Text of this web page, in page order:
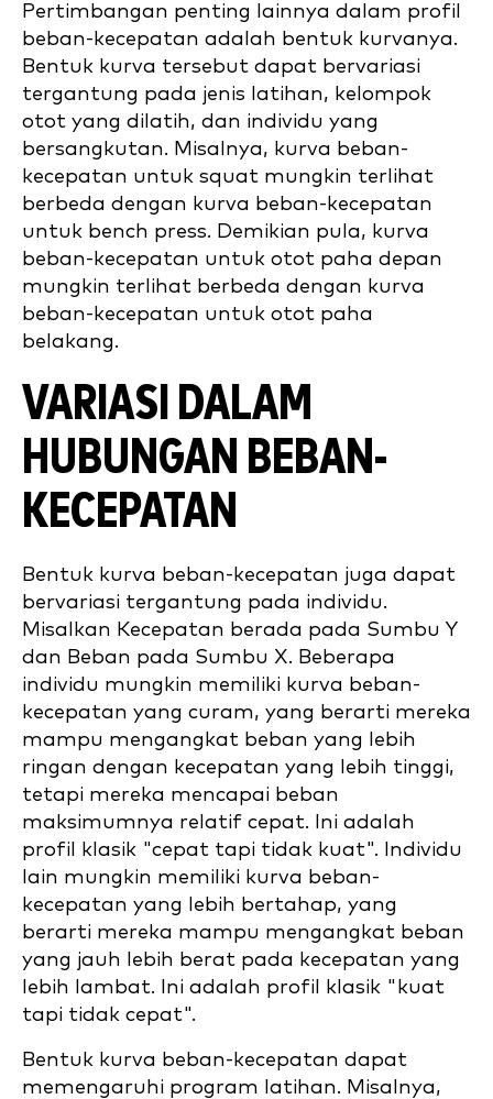
Pertimbangan penting lainnya dalam profil
beban-kecepatan adalah bentuk kurvanya.
Bentuk kurva tersebut dapat bervariasi
tergantung pada jenis latihan, kelompok
otot yang dilatih, dan individu yang
bersangkutan. Misalnya, kurva beban-
kecepatan untuk squat mungkin terlihat
berbeda dengan kurva beban-kecepatan
untuk bench press. Demikian pula, kurva
beban-kecepatan untuk otot paha depan
mungkin terlihat berbeda dengan kurva
beban-kecepatan untuk otot paha
belakang.
VARIASI DALAM
HUBUNGAN BEBAN-
KECEPATAN
Bentuk kurva beban-kecepatan juga dapat
bervariasi tergantung pada individu.
Misalkan Kecepatan berada pada Sumbu Y
dan Beban pada Sumbu X. Beberapa
individu mungkin memiliki kurva beban-
kecepatan yang curam, yang berarti mereka
mampu mengangkat beban yang lebih
ringan dengan kecepatan yang lebih tinggi,
tetapi mereka mencapai beban
maksimumnya relatif cepat. Ini adalah
profil klasik "cepat tapi tidak kuat". Individu
lain mungkin memiliki kurva beban-
kecepatan yang lebih bertahap, yang
berarti mereka mampu mengangkat beban
yang jauh lebih berat pada kecepatan yang
lebih lambat. Ini adalah profil klasik "kuat
tapi tidak cepat".
Bentuk kurva beban-kecepatan dapat
memengaruhi program latihan. Misalnya,